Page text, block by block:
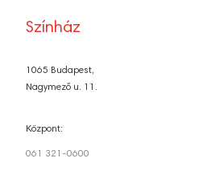
Színház
1065 Budapest,
Nagymező u. 11.
Központ:
061 321-0600